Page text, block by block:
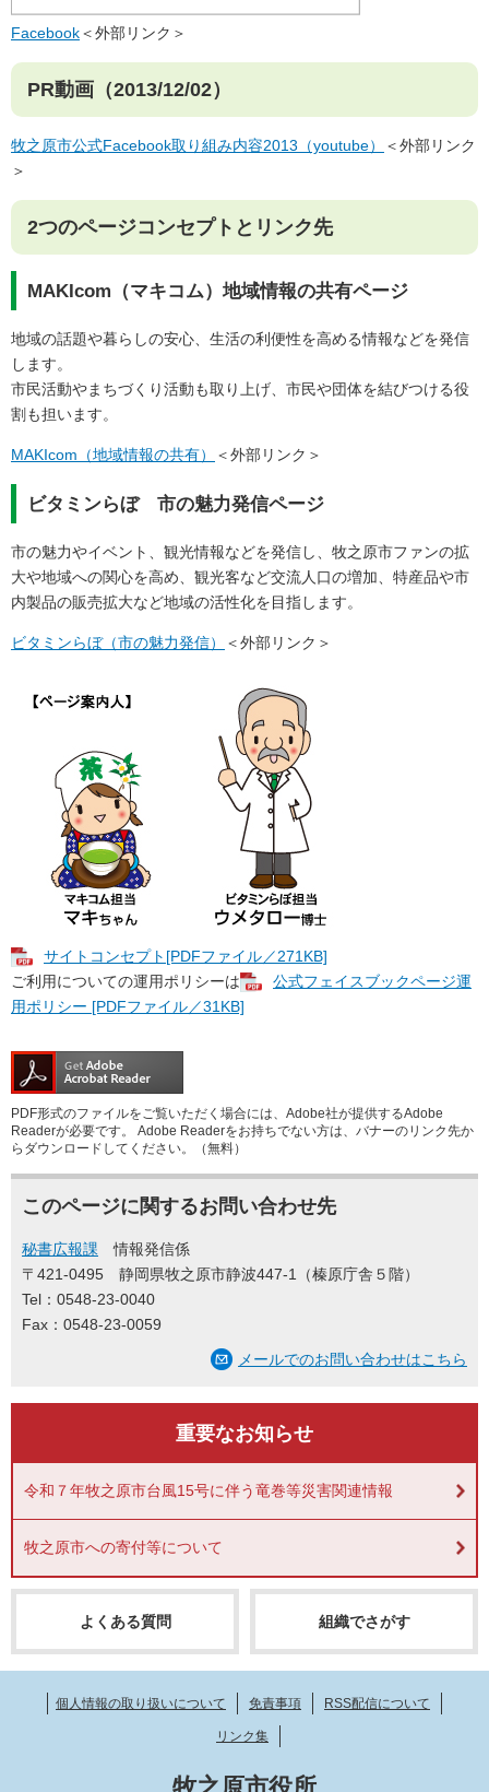
Facebook＜外部リンク＞
PR動画（2013/12/02）
牧之原市公式Facebook取り組み内容2013（youtube）
＜外部リンク
＞
2つのページコンセプトとリンク先
MAKIcom（マキコム）地域情報の共有ページ
地域の話題や暮らしの安心、生活の利便性を高める情報などを発信
します。
市民活動やまちづくり活動も取り上げ、市民や団体を結びつける役
割も担います。
MAKIcom（地域情報の共有） ＜外部リンク＞
ビタミンらぼ 市の魅力発信ページ
市の魅力やイベント、観光情報などを発信し、牧之原市ファンの拡
大や地域への関心を高め、観光客など交流人口の増加、特産品や市
内製品の販売拡大など地域の活性化を目指します。
ビタミンらぼ（市の魅力発信） ＜外部リンク＞
サイトコンセプト[PDFファイル／271KB]
ご利用についての運用ポリシーは
公式フェイスブックページ運
用ポリシー [PDFファイル／31KB]
PDF形式のファイルをご覧いただく場合には、Adobe社が提供するAdobe
Readerが必要です。
Adobe Readerをお持ちでない方は、バナーのリンク先か
らダウンロードしてください。（無料）
このページに関するお問い合わせ先
秘書広報課
情報発信係
〒421-0495
静岡県牧之原市静波447-1（榛原庁舎５階）
Tel：0548-23-0040
Fax：0548-23-0059
メールでのお問い合わせはこちら
重要なお知らせ
令和７年牧之原市台風15号に伴う竜巻等災害関連情報
牧之原市への寄付等について
よくある質問 組織でさがす
個人情報の取り扱いについて 免責事項 RSS配信について
リンク集